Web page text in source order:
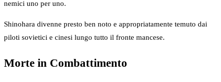
nemici uno per uno.
Shinohara divenne presto ben noto e appropriatamente temuto dai
piloti sovietici e cinesi lungo tutto il fronte mancese.
Morte in Combattimento